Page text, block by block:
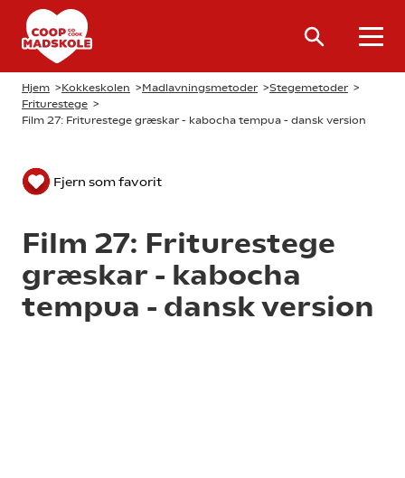
Hjem >Kokkeskolen >Madlavningsmetoder >Stegemetoder >
Friturestege >
Film 27: Friturestege græskar - kabocha tempua - dansk version
Fjern som favorit
Film 27: Friturestege
græskar - kabocha
tempua - dansk version